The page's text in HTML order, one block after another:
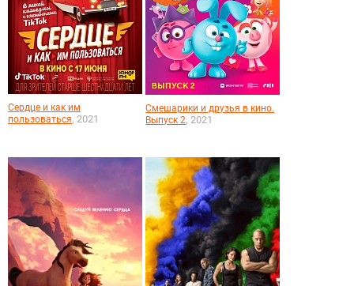
Сердце и как им
пользоваться, 2021
Смешарики и друзья в кино.
Выпуск 2, 2021